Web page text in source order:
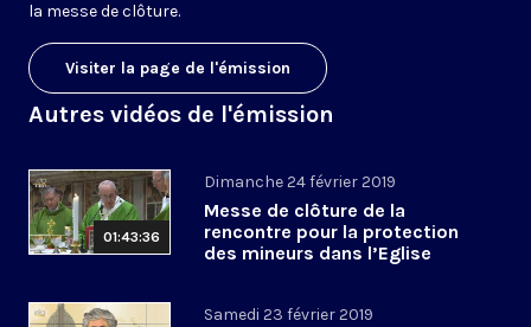
la messe de clôture.
Visiter la page de l'émission
Autres vidéos de l'émission
01:43:36
Dimanche 24 février 2019
Messe de clôture de la
rencontre pour la protection
des mineurs dans l’Eglise
Samedi 23 février 2019